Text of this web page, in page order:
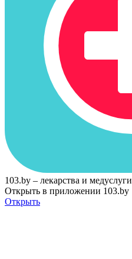
103.by – лекарства и медуслуги
Открыть в приложении 103.by
Открыть